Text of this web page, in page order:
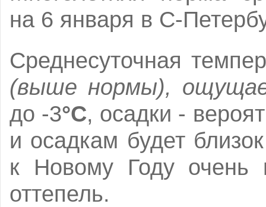
на 6 января в С-
Среднесуточная
(выше нормы),
до -3°C, осадки -
и осадкам будет
к Новому Году очень
оттепель.